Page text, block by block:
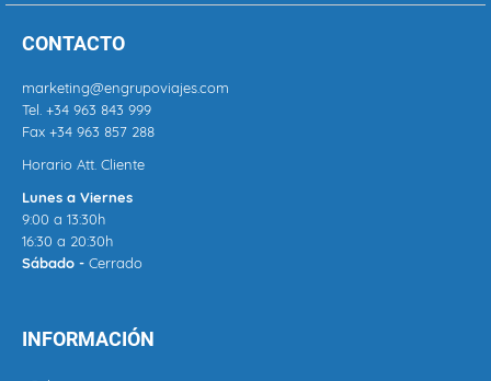
CONTACTO
marketing@engrupoviajes.com
Tel. +34 963 843 999
Fax +34 963 857 288
Horario Att. Cliente
Lunes a Viernes
9:00 a 13:30h
16:30 a 20:30h
Sábado - Cerrado
INFORMACIÓN